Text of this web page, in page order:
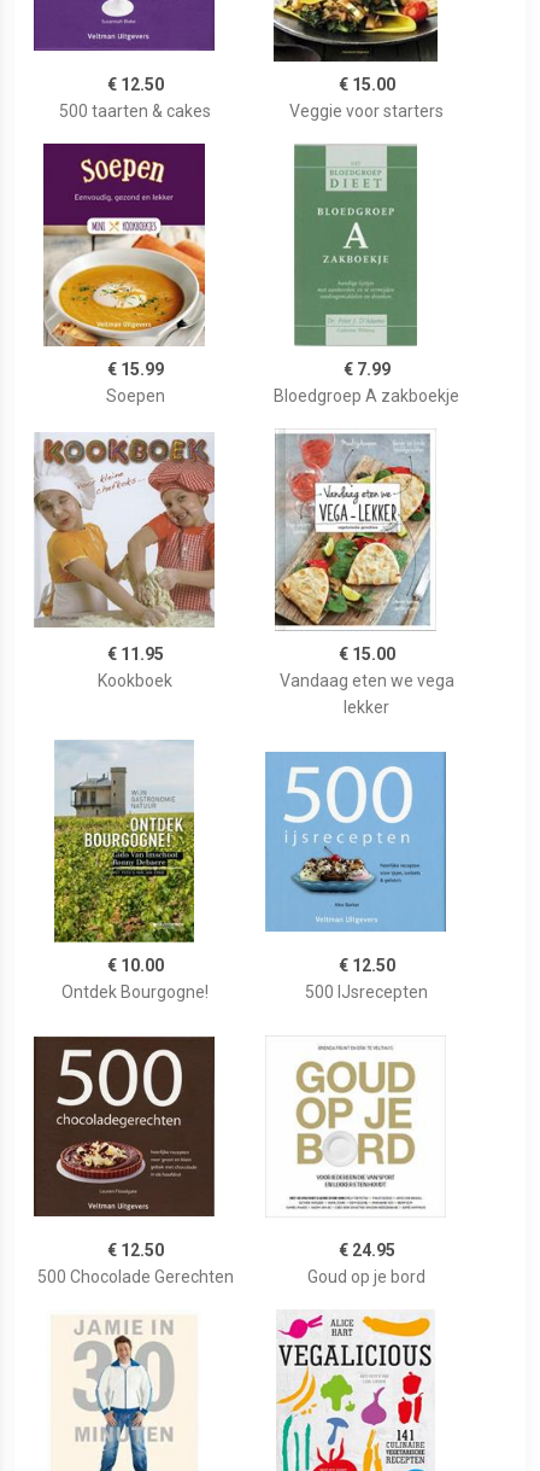
€ 12.50
500 taarten & cakes
€ 15.00
Veggie voor starters
€ 15.99
Soepen
€ 7.99
Bloedgroep A zakboekje
€ 11.95
Kookboek
€ 15.00
Vandaag eten we vega
lekker
€ 10.00
Ontdek Bourgogne!
€ 12.50
500 IJsrecepten
€ 12.50
500 Chocolade Gerechten
€ 24.95
Goud op je bord